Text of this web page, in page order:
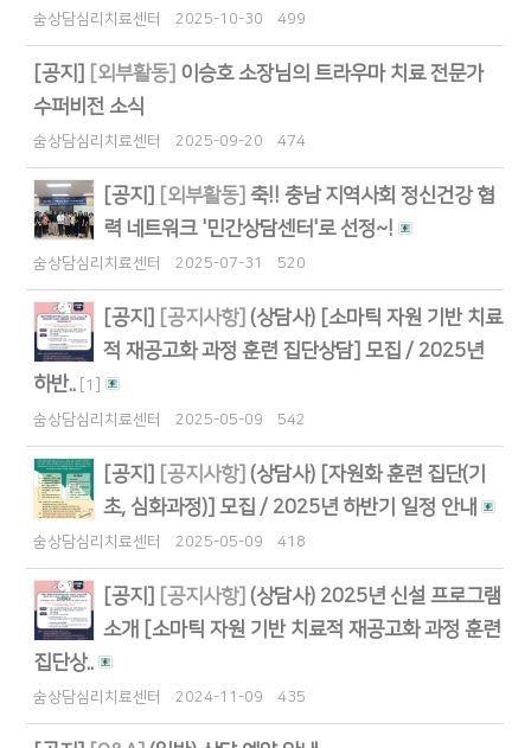
숨상담심리치료센터 2025-10-30 499
[공지] [외부활동]
이승호 소장님의 트라우마 치료 전문가
수퍼비전 소식
숨상담심리치료센터 2025-09-20 474
[공지] [외부활동] 축!! 충남 지역사회 정신건강 협
력 네트워크 '민간상담센터'로 선정~!
숨상담심리치료센터 2025-07-31 520
[공지] [공지사항] (상담사) [소마틱 자원 기반 치료
적 재공고화 과정 훈련 집단상담] 모집 / 2025년
하반..
1
숨상담심리치료센터 2025-05-09 542
[공지] [공지사항] (상담사) [자원화 훈련 집단(기
초, 심화과정)] 모집 / 2025년 하반기 일정 안내
숨상담심리치료센터 2025-05-09 418
[공지] [공지사항] (상담사) 2025년 신설 프로그램
소개 [소마틱 자원 기반 치료적 재공고화 과정 훈련
집단상..
숨상담심리치료센터 2024-11-09 435